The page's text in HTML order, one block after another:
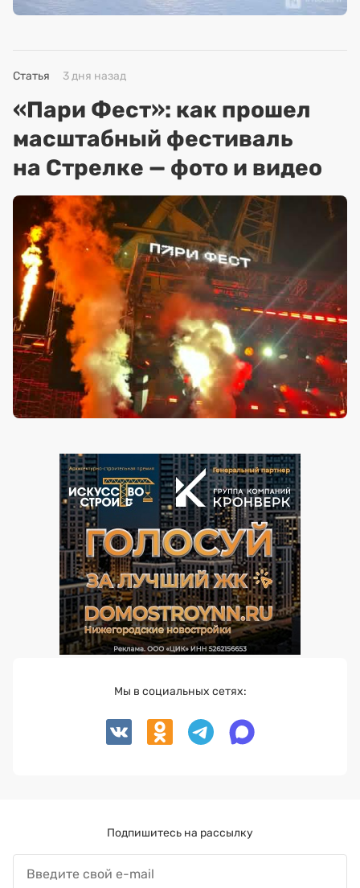
Статья 3 дня назад
«Пари Фест»: как прошел
масштабный фестиваль
на Стрелке — фото и видео
Мы в социальных сетях:
Подпишитесь на рассылку